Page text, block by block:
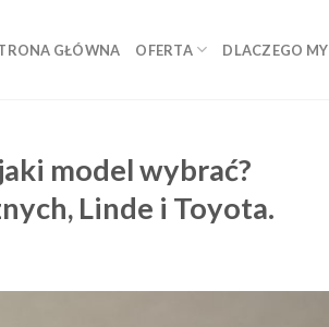
GŁÓWNA OFERTA DLACZEGO MY
model wybrać?
Linde i Toyota.